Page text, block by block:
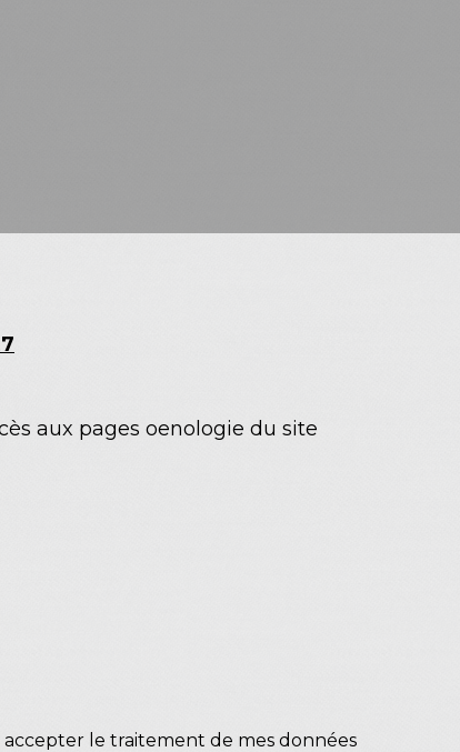
aux pages oenologie du site
accepter le traitement de mes données